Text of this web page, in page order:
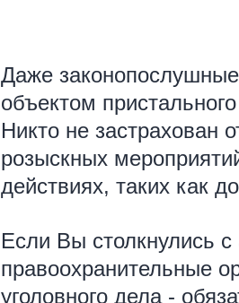
Даже
объектом
Никто не застрахован
розыскных
действиях, таких как
Если Вы столкнулись
правоохранительные
уголовного дела -